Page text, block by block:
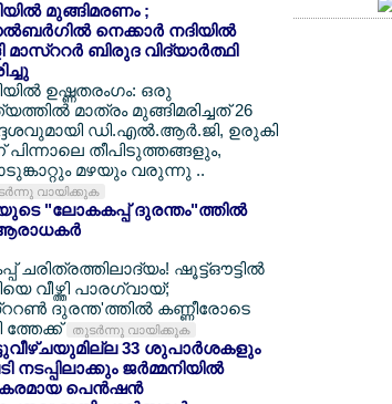
മുങ്ങിമരണം ;
നെക്കാര്‍ നദിയില്‍
മാസ്ററര്‍ ബിരുദ വിദ്യാര്‍ത്ഥി
ഉഷ്ണതരംഗം: ഒരു
മാത്രം മുങ്ങിമരിച്ചത് 26
ഡി.എല്‍.ആര്‍.ജി, ഉരുകി
തീപിടുത്തങ്ങളും,
മഴയും വരുന്നു ..
വായിക്കുക
"ലോകകപ്പ് ദുരന്തം"ത്തില്‍
ആരാധകര്‍
ചരിത്രത്തിലാദ്യം! ഷൂട്ട്ഔട്ടില്‍
വീഴ്ത്തി പാരഗ്വായ്;
ദുരന്ത'ത്തില്‍ കണ്ണീരോടെ
ത്തേക്ക് തുടര്‍ന്നു വായിക്കുക
33 ശുപാര്‍ശകളും
നടപ്പിലാക്കും ജര്‍മ്മനിയില്‍
പെന്‍ഷന്‍